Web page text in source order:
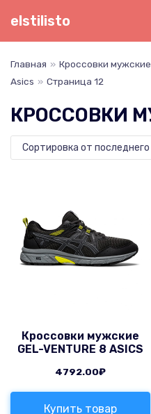
Перейти
elstilisto
Главная » Кроссовки мужские
Asics » Страница 12
КРОССОВКИ
Кроссовки мужские
GEL-VENTURE 8 ASICS
4792.00₽
Купить товар